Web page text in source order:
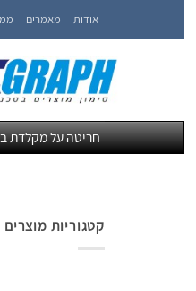
אודות מאמרים
חריטה על מקלדת
קטגוריות מוצרים